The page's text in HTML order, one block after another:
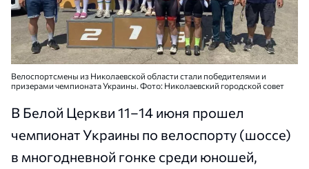
Велоспортсмены из Николаевской области стали победителями и
призерами чемпионата Украины. Фото: Николаевский городской совет
В Белой Церкви 11–14 июня прошел
чемпионат Украины по велоспорту (шоссе)
в многодневной гонке среди юношей,